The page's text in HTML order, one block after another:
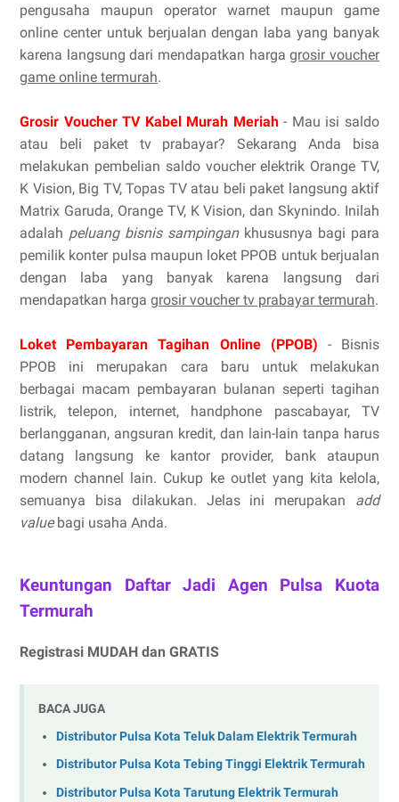
pengusaha maupun operator warnet maupun game
online center untuk berjualan dengan laba yang banyak
karena langsung dari mendapatkan hargagrosir voucher
game online termurah.
Grosir Voucher TV Kabel Murah Meriah- Mau isi saldo
atau beli paket tv prabayar? Sekarang Anda bisa
melakukan pembelian saldo voucher elektrik Orange TV,
K Vision, Big TV, Topas TV atau beli paket langsung aktif
Matrix Garuda, Orange TV, K Vision, dan Skynindo. Inilah
adalah peluang bisnis sampingankhususnya bagi para
pemilik konter pulsa maupun loket PPOB untuk berjualan
dengan laba yang banyak karena langsung dari
mendapatkan harga grosir voucher tv prabayar termurah.
Loket Pembayaran Tagihan Online (PPOB) - Bisnis
PPOB ini merupakan cara baru untuk melakukan
berbagai macam pembayaran bulanan seperti tagihan
listrik, telepon, internet, handphone pascabayar, TV
berlangganan, angsuran kredit, dan lain-lain tanpa harus
datang langsung ke kantor provider, bank ataupun
modern channel lain. Cukup ke outlet yang kita kelola,
semuanya bisa dilakukan. Jelas ini merupakan add
valuebagi usaha Anda.
Keuntungan Daftar Jadi Agen Pulsa Kuota
Termurah
Registrasi MUDAH dan GRATIS
BACA JUGA
Distributor Pulsa Kota Teluk Dalam Elektrik Termurah
Distributor Pulsa Kota Tebing Tinggi Elektrik Termurah
Distributor Pulsa Kota Tarutung Elektrik Termurah